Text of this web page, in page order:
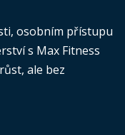
osobním přístupu
s Max Fitness
ale bez